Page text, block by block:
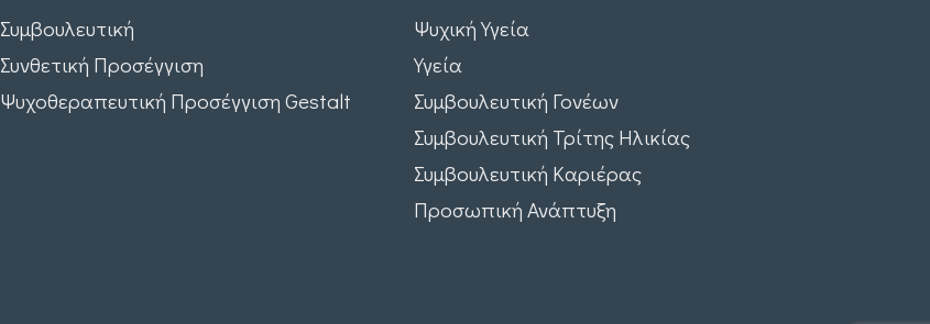
Συμβουλευτική
Συνθετική Προσέγγιση
Ψυχοθεραπευτική Προσέγγιση Gestalt
Ψυχική Υγεία
Υγεία
Συμβουλευτική Γονέων
Συμβουλευτική Τρίτης Ηλικίας
Συμβουλευτική Καριέρας
Προσωπική Ανάπτυξη